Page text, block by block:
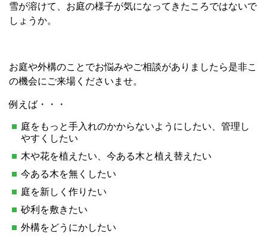
雪が溶けて、お庭の様子が気になってきたころではないで
しょうか。
お庭や外構のことでお悩みやご相談がありましたら是非こ
の機会にご来場くださいませ。
例えば・・・
庭をもっと手入れのかからないようにしたい、管理し
やすくしたい
木や花を植えたい、今ある木と植え替えたい
今ある木を無くしたい
庭を新しく作りたい
砂利を敷きたい
外構をどうにかしたい